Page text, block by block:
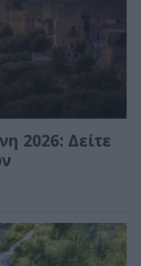
2026: Δείτε